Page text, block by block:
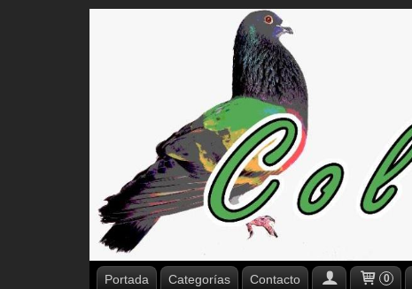
Portada Categorías Contacto 0